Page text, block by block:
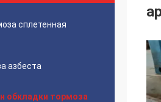
сплетенная
азбеста
обкладки тормоза